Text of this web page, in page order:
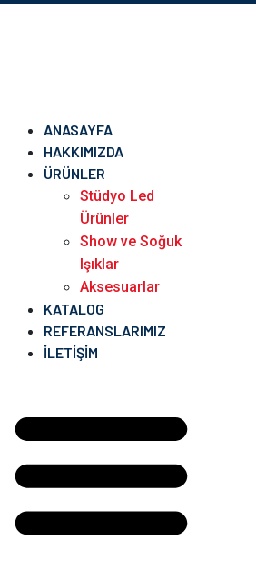
ANASAYFA
HAKKIMIZDA
ÜRÜNLER
Stüdyo Led
Ürünler
Show ve Soğuk
Işıklar
Aksesuarlar
KATALOG
REFERANSLARIMIZ
İLETIŞIM